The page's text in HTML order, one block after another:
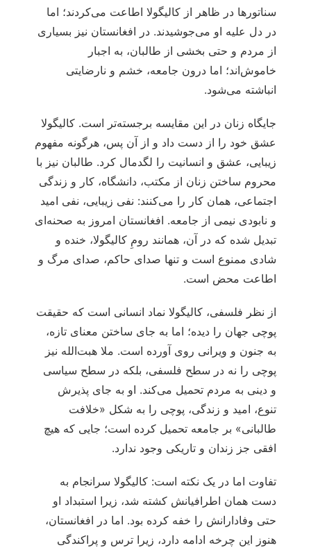
سناتورها در ظاهر از کالیگولا اطاعت می‌کردند؛ اما
در دل علیه او می‌جوشیدند. در افغانستان نیز بسیاری
از مردم و حتی بخشی از طالبان، به اجبار
خاموش‌اند؛ اما درون جامعه، خشم و نارضایتی
انباشته می‌شود.
جایگاه زنان در این مقایسه برجسته‌تر است. کالیگولا
عشق خود را از دست داد و از آن پس، هرگونه مفهوم
زیبایی، عشق و انسانیت را لگدمال کرد. طالبان نیز با
محروم ساختن زنان از مکتب، دانشگاه، کار و زندگی
اجتماعی، همان کار را می‌کنند: نفی زیبایی، نفی امید
و نابودی نیمی از جامعه. افغانستان امروز به صحنه‌ای
تبدیل شده که در آن، همانند رومِ کالیگولا، خنده و
شادی ممنوع است و تنها صدای حاکم، صدای مرگ و
اطاعت محض است.
از نظر فلسفی، کالیگولا نماد انسانی است که حقیقت
پوچی جهان را دیده؛ اما به جای ساختن معنای تازه،
به جنون و ویرانی روی آورده است. ملا هبت‌الله نیز
پوچی را نه در سطح فلسفی، بلکه در سطح سیاسی
و دینی به مردم تحمیل می‌کند. او به جای پذیرش
تنوع، امید و زندگی، پوچی را به شکل «خلافت
طالبانی» بر جامعه تحمیل کرده است؛ جایی که هیچ
افقی جز زندان و تاریکی وجود ندارد.
تفاوت اما در یک نکته است: کالیگولا سرانجام به
دست همان اطرافیانش کشته شد، زیرا استبداد او
حتی وفادارانش را خفه کرده بود. اما در افغانستان،
هنوز این چرخه ادامه دارد، زیرا ترس و پراکندگی